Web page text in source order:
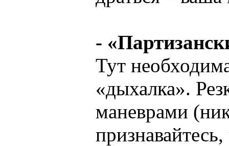
-
Тут
«дыхалка».
маневрами